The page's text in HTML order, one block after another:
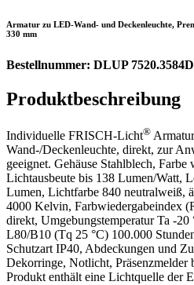
Armatur zu LED-Wand- und Deckenleuchte,
330 mm
Bestellnummer: DLUP 7520.3584D
Produktbeschreibung
Individuelle FRISCH-Licht®
Wand-/Deckenleuchte, direkt, zur
geeignet. Gehäuse Stahlblech,
Lichtausbeute bis 138 Lumen/Watt,
Lumen, Lichtfarbe 840 neutralweiß,
4000 Kelvin, Farbwiedergabeindex
direkt, Umgebungstemperatur Ta -20
L80/B10 (Tq 25 °C) 100.000
Schutzart IP40, Abdeckungen und
Dekorringe, Notlicht, Präsenzmelder
Produkt enthält eine Lichtquelle der